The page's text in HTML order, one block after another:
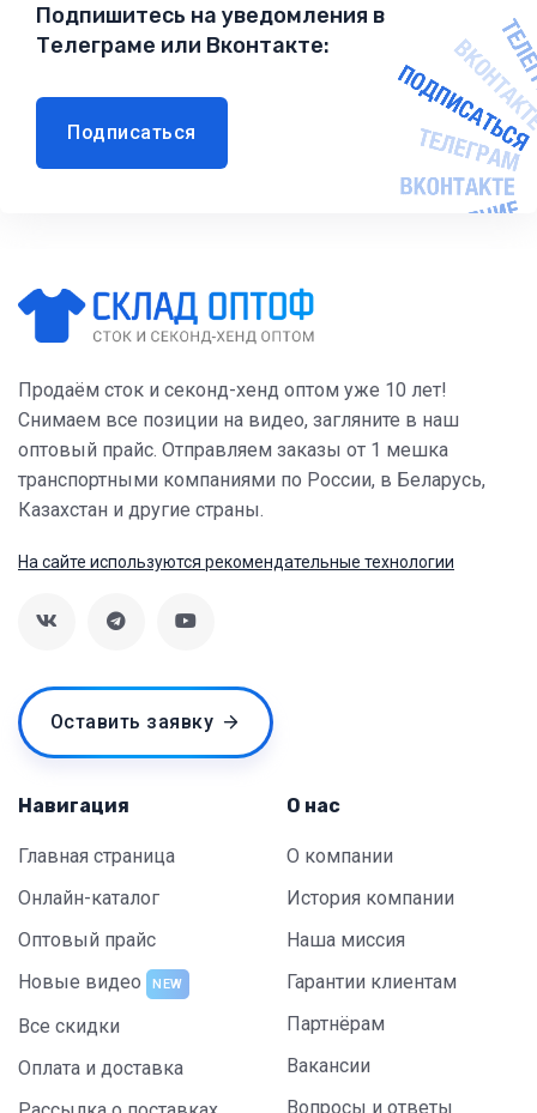
Подпишитесь на уведомления в
Телеграме или Вконтакте:
Подписаться
Продаём сток и секонд-хенд оптом уже 10 лет!
Снимаем все позиции на видео, загляните в наш
оптовый прайс. Отправляем заказы от 1 мешка
транспортными компаниями по России, в Беларусь,
Казахстан и другие страны.
На сайте используются рекомендательные технологии
Оставить заявку
Навигация
Главная страница
Онлайн-каталог
Оптовый прайс
Новые видео
NEW
Все скидки
Оплата и доставка
О нас
О компании
История компании
Наша миссия
Гарантии клиентам
Партнёрам
Вакансии
Вопросы и ответы